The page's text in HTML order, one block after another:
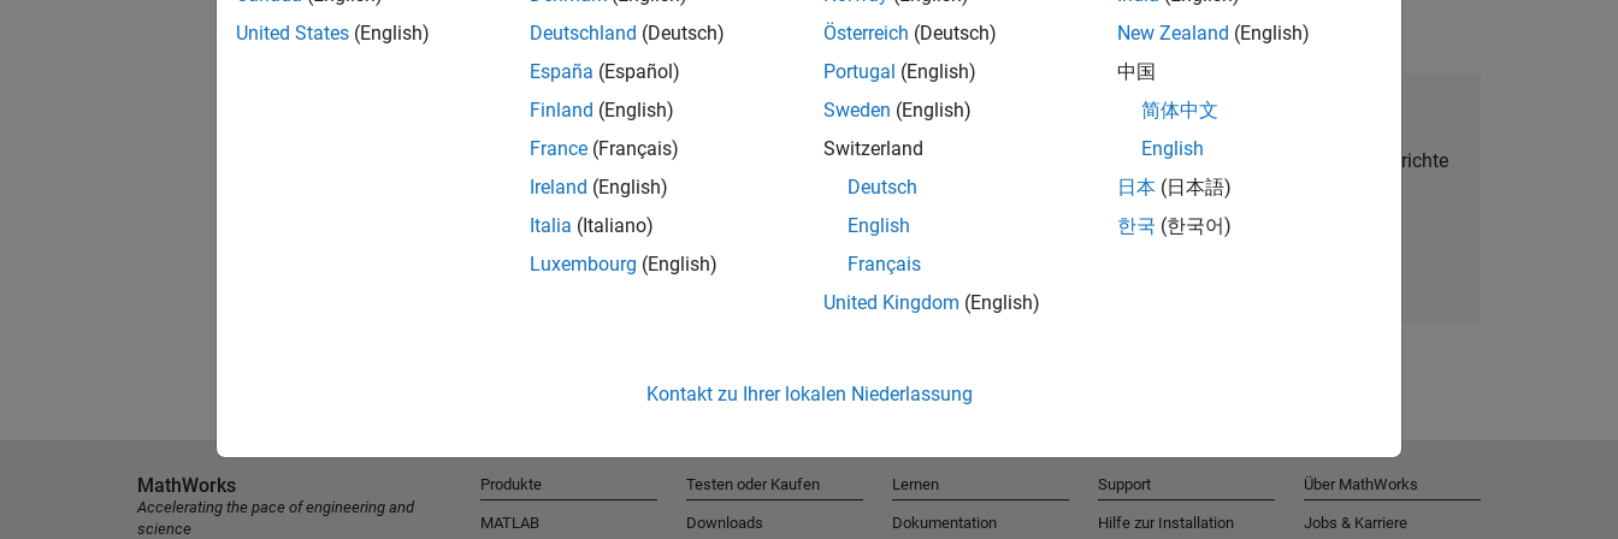
Talent Network beitreten
Erhalten Sie personalisierte Stellenangebote, Berichte
und Unternehmensneuigkeiten.
United States (English)
Deutschland (Deutsch)
España (Español)
Finland (English)
France (Français)
Ireland (English)
Italia (Italiano)
Luxembourg (English)
Österreich (Deutsch)
Portugal (English)
Sweden (English)
Switzerland
Deutsch
English
Français
United Kingdom (English)
New Zealand (English)
中国
简体中文
English
日本 (日本語)
한국 (한국어)
Kontakt zu Ihrer lokalen Niederlassung
MathWorks
Accelerating the pace of engineering and
science
Produkte
MATLAB
Testen oder Kaufen
Downloads
Lernen
Dokumentation
Support
Hilfe zur Installation
Über MathWorks
Jobs & Karriere